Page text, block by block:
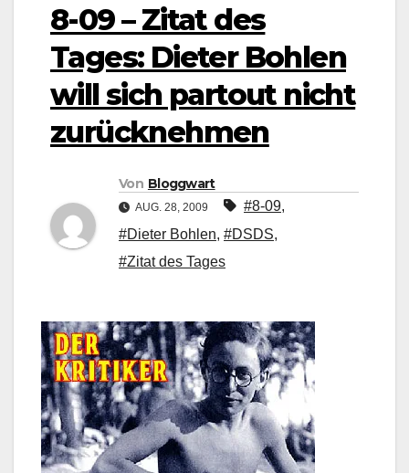
8-09 – Zitat des
Tages: Dieter Bohlen
will sich partout nicht
zurücknehmen
Von Bloggwart
AUG. 28, 2009 #8-09,
#Dieter Bohlen, #DSDS,
#Zitat des Tages